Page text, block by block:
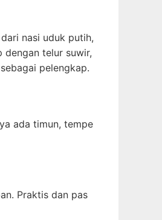
nasi uduk putih,
dengan telur suwir,
pelengkap.
ada timun, tempe
Praktis dan pas